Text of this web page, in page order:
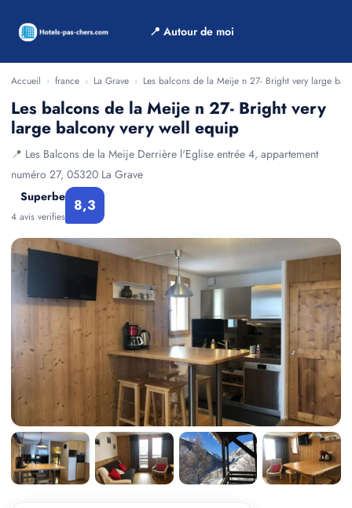
📍 Autour de moi
Accueil › france › La Grave › Les balcons de la Meije n 27- Bright very large
Les balcons de la Meije n 27- Bright very
large balcony very well equip
📍 Les Balcons de la Meije Derrière l'Eglise entrée 4, appartement
numéro 27, 05320 La Grave
Superbe
4 avis verifies
8,3